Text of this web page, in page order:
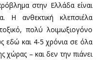
στην Ελλάδα είναι
Η ανθεκτική κλεπσιέλα
πολύ λοιμωξιογόνο
εδώ και 4-5 χρόνια σε όλα
χώρας – και δεν την πιάνει